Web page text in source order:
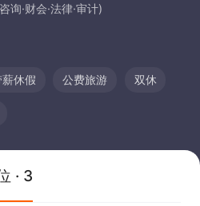
询·财会·法律·审计)
薪休假 公费旅游 双休
· 3